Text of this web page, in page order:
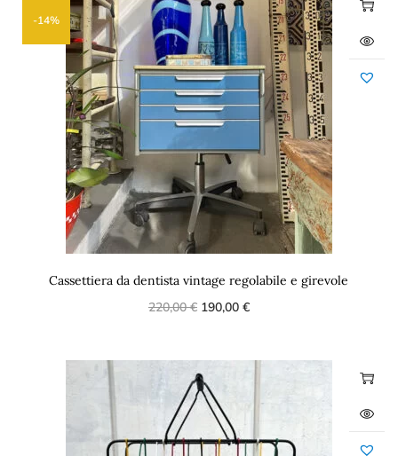
-14%
Cassettiera da dentista vintage regolabile e girevole
220,00€ 190,00 €